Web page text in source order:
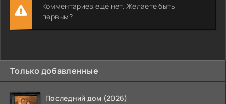
Комментариев ещё нет. Желаете быть
первым?
Только добавленные
Последний дом (2026)